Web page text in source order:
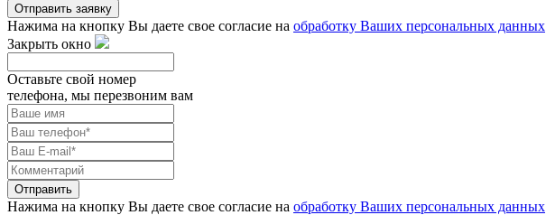
Отправить заявку
Нажима на кнопку Вы даете свое согласие на обработку Ваших персональных данных
Закрыть окно
Оставьте свой номер
телефона, мы перезвоним вам
Отправить
Нажима на кнопку Вы даете свое согласие на обработку Ваших персональных данных